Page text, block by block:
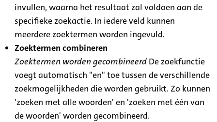
invullen, waarna het resultaat zal voldoen aan de
specifieke zoekactie. In iedere veld kunnen
meerdere zoektermen worden ingevuld.
Zoektermen combineren
Zoektermen worden gecombineerd De zoekfunctie
voegt automatisch "en" toe tussen de verschillende
zoekmogelijkheden die worden gebruikt. Zo kunnen
'zoeken met alle woorden' en 'zoeken met één van
de woorden' worden gecombineerd.